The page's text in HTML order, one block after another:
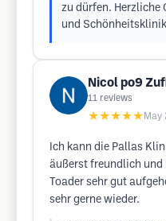
zu dürfen. Herzliche
und
Nicol po9
11 reviews
★★★★★ May
Ich kann die Pallas
äußerst freundlich und
Toader sehr gut
sehr gerne wieder.